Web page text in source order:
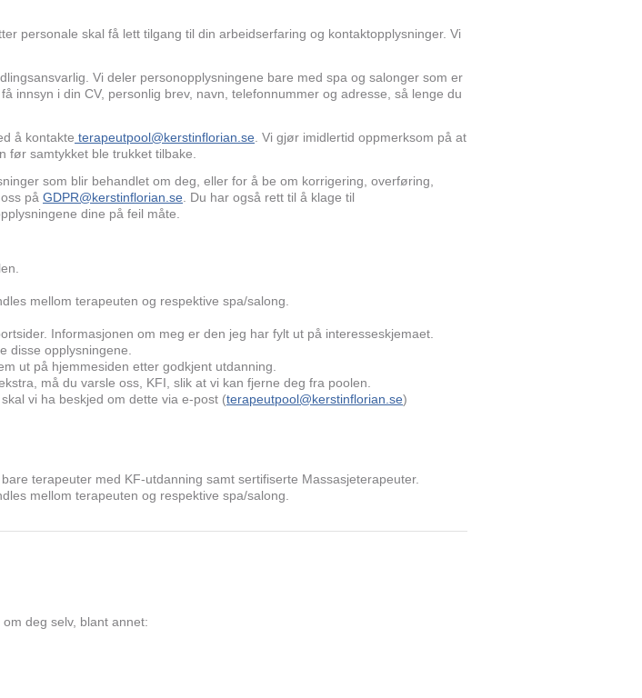
personale skal få lett tilgang til din arbeidserfaring og kontaktopplysninger. Vi
Vi deler personopplysningene bare med spa og salonger som er
innsyn i din CV, personlig brev, navn, telefonnummer og adresse, så lenge du
å kontakte terapeutpool@kerstinflorian.se . Vi gjør imidlertid oppmerksom på at
før samtykket ble trukket tilbake.
som blir behandlet om deg, eller for å be om korrigering, overføring,
på GDPR@kerstinflorian.se . Du har også rett til å klage til
dine på feil måte.
mellom terapeuten og respektive spa/salong.
Informasjonen om meg er den jeg har fylt ut på interesseskjemaet.
disse opplysningene.
ut på hjemmesiden etter godkjent utdanning.
må du varsle oss, KFI, slik at vi kan fjerne deg fra poolen.
vi ha beskjed om dette via e-post (terapeutpool@kerstinflorian.se)
terapeuter med KF-utdanning samt sertifiserte Massasjeterapeuter.
mellom terapeuten og respektive spa/salong.
deg selv, blant annet: